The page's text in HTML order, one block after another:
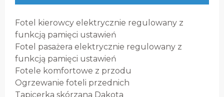
Fotel kierowcy elektrycznie regulowany z
funkcją pamięci ustawień
Fotel pasażera elektrycznie regulowany z
funkcją pamięci ustawień
Fotele komfortowe z przodu
Ogrzewanie foteli przednich
Tapicerka skórzana Dakota